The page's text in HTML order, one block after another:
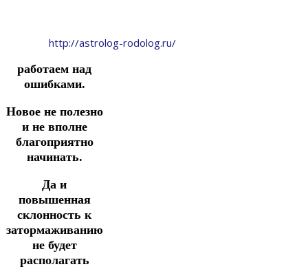
http://astrolog-rodolog.ru/
работаем над
ошибками.
Новое не полезно
и не вполне
благоприятно
начинать.
Да и
повышенная
склонность к
затормаживанию
не будет
располагать